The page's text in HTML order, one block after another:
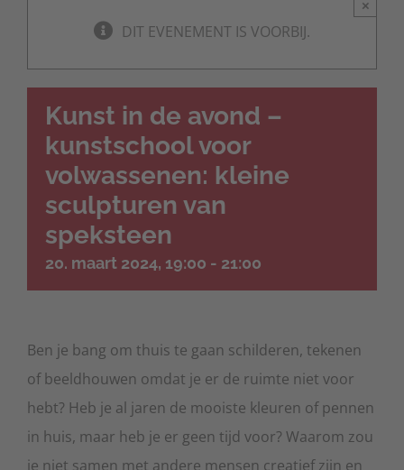
DIT EVENEMENT IS VOORBIJ.
×
Kunst in de avond –
kunstschool voor
volwassenen: kleine
sculpturen van
speksteen
20. maart 2024, 19:00 - 21:00
Ben je bang om thuis te gaan schilderen, tekenen
of beeldhouwen omdat je er de ruimte niet voor
hebt? Heb je al jaren de mooiste kleuren of pennen
in huis, maar heb je er geen tijd voor? Waarom zou
je niet samen met andere mensen creatief zijn en